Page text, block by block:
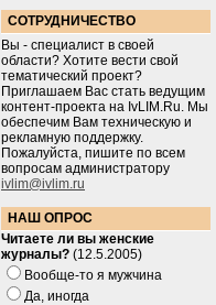
СОТРУДНИЧЕСТВО
Вы - специалист в своей
области? Хотите вести свой
тематический проект?
Приглашаем Вас стать ведущим
контент-проекта на IvLIM.Ru. Мы
обеспечим Вам техническую и
рекламную поддержку.
Пожалуйста, пишите по всем
вопросам администратору
ivlim@ivlim.ru
НАШ ОПРОС
Читаете ли вы женские
журналы? (12.5.2005)
Вообще-то я мужчина
Да, иногда